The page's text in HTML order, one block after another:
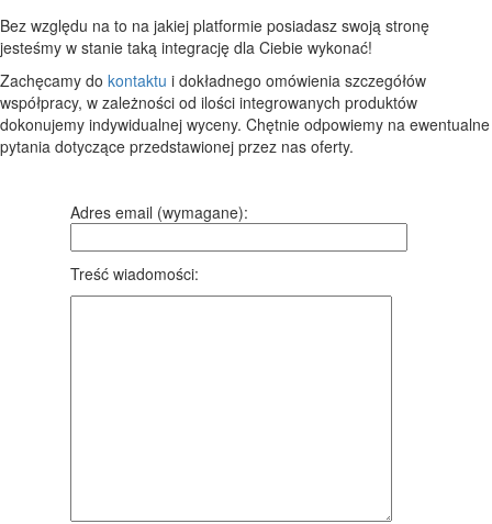
Bez względu na to na jakiej platformie posiadasz swoją stronę
jesteśmy w stanie taką integrację dla Ciebie wykonać!
Zachęcamy do kontaktu i dokładnego omówienia szczegółów
współpracy, w zależności od ilości integrowanych produktów
dokonujemy indywidualnej wyceny. Chętnie odpowiemy na ewentualne
pytania dotyczące przedstawionej przez nas oferty.
Adres email (wymagane):
Treść wiadomości: